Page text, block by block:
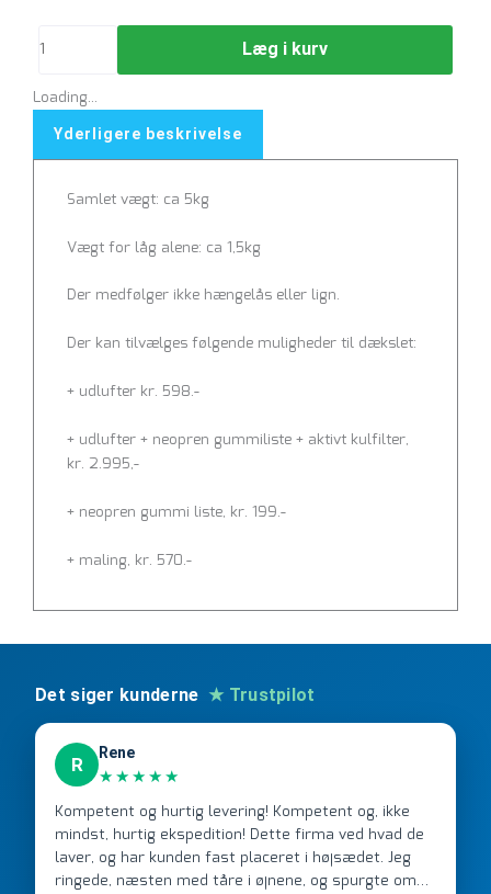
antal
Læg i kurv
Loading...
Yderligere beskrivelse
Samlet vægt: ca 5kg
Vægt for låg alene: ca 1,5kg
Der medfølger ikke hængelås eller lign.
Der kan tilvælges følgende muligheder til dækslet:
+ udlufter kr. 598.-
+ udlufter + neopren gummiliste + aktivt kulfilter,
kr. 2.995,-
+ neopren gummi liste, kr. 199.-
+ maling, kr. 570.-
Det siger kunderne ★ Trustpilot
R
Rene
★★★★★
Kompetent og hurtig levering! Kompetent og, ikke
mindst, hurtig ekspedition! Dette firma ved hvad de
laver, og har kunden fast placeret i højsædet. Jeg
ringede, næsten med tåre i øjnene, og spurgte om